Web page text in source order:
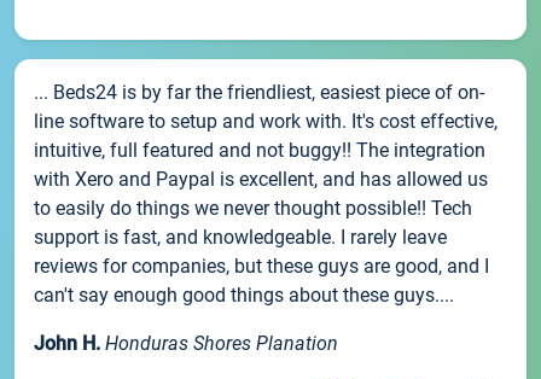
... Beds24 is by far the friendliest, easiest piece of on-
line software to setup and work with. It's cost effective,
intuitive, full featured and not buggy!! The integration
with Xero and Paypal is excellent, and has allowed us
to easily do things we never thought possible!! Tech
support is fast, and knowledgeable. I rarely leave
reviews for companies, but these guys are good, and I
can't say enough good things about these guys....
John H. Honduras Shores Planation